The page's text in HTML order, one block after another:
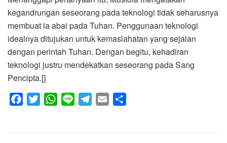
kegandrungan seseorang pada teknologi tidak seharusnya
membuat ia abai pada Tuhan. Penggunaan teknologi
idealnya ditujukan untuk kemaslahatan yang sejalan
dengan perintah Tuhan. Dengan begitu, kehadiran
teknologi justru mendekatkan seseorang pada Sang
Pencipta.[]
W